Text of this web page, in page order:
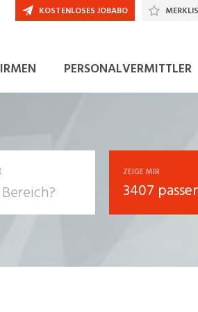
PERSONALVERMITTLER
KOSTENLOSES JOBABO
ZEIGE MIR
3407